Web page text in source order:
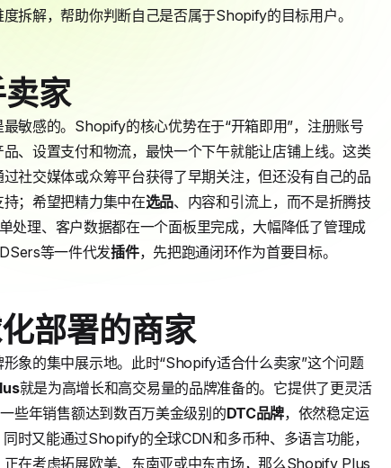
拆解，帮助你判断自己是否属于Shopify的目标用户。
家
敏感的。Shopify的核心优势在于“开箱即用”，注册账号
、设置支付和物流，最快一个下午就能让店铺上线。这类
社交媒体或众筹平台获得了早期关注，但还没有自己的品
；希望把精力集中在选品、内容和引流上，而不是折腾技
理、客户数据都在一个面板里完成，大幅降低了管理成
等一件代发插件，先把跑通闭环作为首要目标。
部署的商家
象的集中展示地。此时“Shopify适合什么卖家”这个问题
就是为高增长和高交易量的品牌准备的。它提供了更灵活
些年销售额达到数百万美金级别的DTC品牌，依然稳定运
时又能通过Shopify的全球CDN和多币种、多语言功能，
在考虑拓展欧美、东南亚或中东市场，那么Shopify Plus